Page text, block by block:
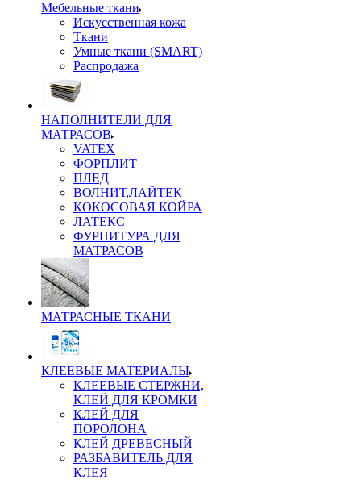
Мебельные ткани
Искусственная кожа
Ткани
Умные ткани (SMART)
Распродажа
НАПОЛНИТЕЛИ ДЛЯ
МАТРАСОВ
VATEX
ФОРПЛИТ
ПЛЕД
ВОЛНИТ,ЛАЙТЕК
КОКОСОВАЯ КОЙРА
ЛАТЕКС
ФУРНИТУРА ДЛЯ
МАТРАСОВ
МАТРАСНЫЕ ТКАНИ
КЛЕЕВЫЕ МАТЕРИАЛЫ
КЛЕЕВЫЕ СТЕРЖНИ,
КЛЕЙ ДЛЯ КРОМКИ
КЛЕЙ ДЛЯ
ПОРОЛОНА
КЛЕЙ ДРЕВЕСНЫЙ
РАЗБАВИТЕЛЬ ДЛЯ
КЛЕЯ